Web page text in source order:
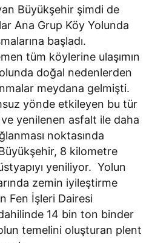
Büyükşehir şimdi de
Ana Grup Köy Yolunda
başladı.
tüm köylerine ulaşımın
doğal nedenlerden
meydana gelmişti.
yönde etkileyen bu tür
yenilenen asfalt ile daha
noktasında
8 kilometre
yeniliyor. Yolun
zemin iyileştirme
Fen İşleri Dairesi
14 bin ton binder
temelini oluşturan plent